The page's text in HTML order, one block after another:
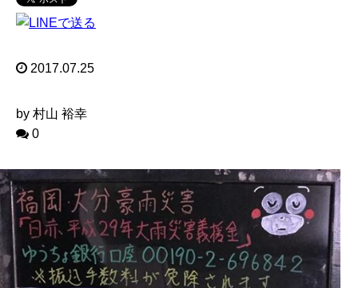
2017.07.25
by 村山 裕幸
0